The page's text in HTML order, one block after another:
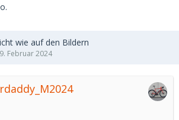
wie auf den Bildern
9. Februar 2024